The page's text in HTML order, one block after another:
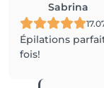
Sabrina
Épilations
fois!